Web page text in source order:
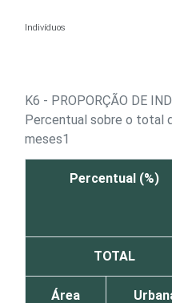
Indivíduos
K6 - PROPORÇÃO DE
Percentual sobre o total
meses1
Percentual (%)
TOTAL
Área